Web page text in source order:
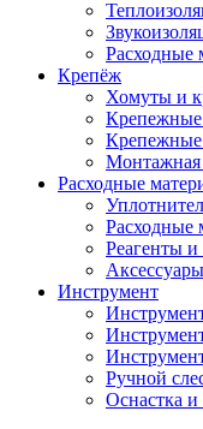
Расходные
Крепёж
Хомуты и
Монтажная
Расходные
Расходные
Реагенты и
Инструмент
Ручной
Оснастка